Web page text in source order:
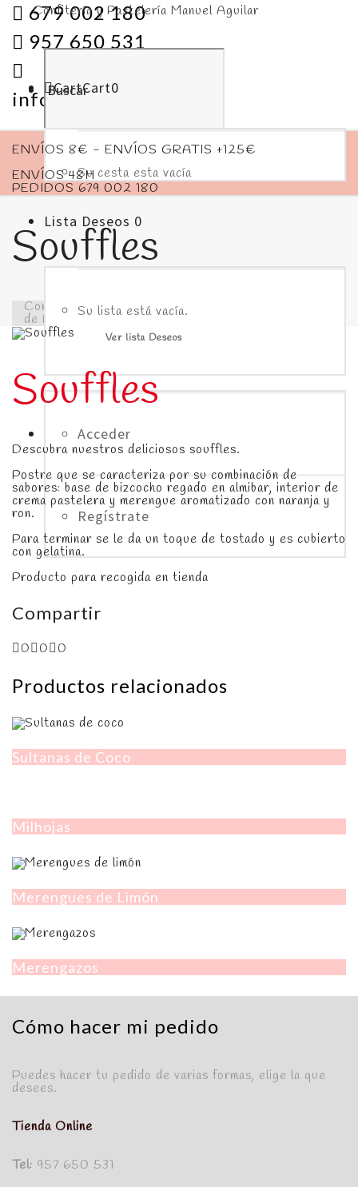
CartCart0
Su cesta esta vacía
Lista Deseos 0
Su lista está vacía.
Ver lista Deseos
Acceder
Regístrate
679 002 180
957 650 531
info@pasteleriamanuelaguilar.com
ENVÍOS 8€ - ENVÍOS GRATIS +125€
ENVÍOS 48H
PEDIDOS 679 002 180
Souffles
Confitería y Pastelería Manuel Aguilar
de Productos>Portfolio>
Souffles
Descubra nuestros deliciosos souffles.
Postre que se caracteriza por su combinación de
sabores: base de bizcocho regado en almibar, interior de
crema pastelera y merengue aromatizado con naranja y
ron.
Para terminar se le da un toque de tostado y es cubierto
con gelatina.
Producto para recogida en tienda
Compartir
0 0 0
Productos relacionados
Sultanas de Coco
Milhojas
Merengues de Limón
Merengazos
Cómo hacer mi pedido
Puedes hacer tu pedido de varias formas, elige la que
desees.
Tienda Online
Tel: 957 650 531